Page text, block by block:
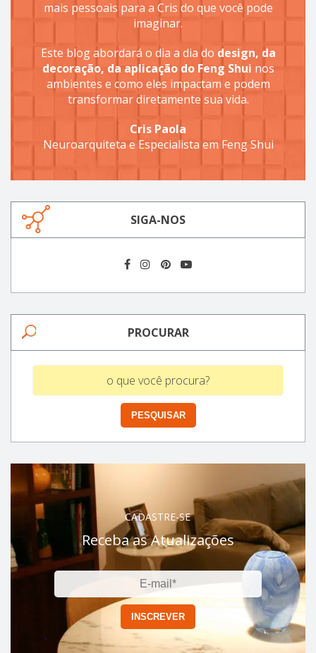
mais pessoais para a Cris do que você pode
imaginar.
Este blog abordará o dia a dia do design, da
decoração, da aplicação do Feng Shui nos
ambientes e como eles impactam e podem
transformar diretamente sua vida.
Cris Paola
Neuroarquiteta e Especialista em Feng Shui
SIGA-NOS
PROCURAR
CADASTRE-SE
Receba as Atualizações